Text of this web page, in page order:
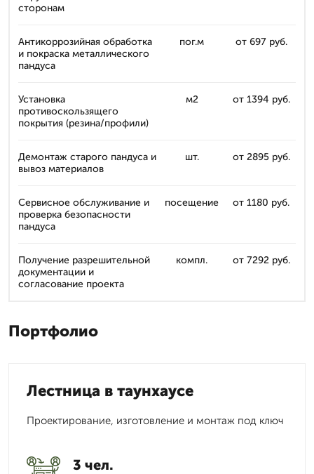
сторонам
Антикоррозийная обработка
и покраска металлического
пандуса
пог.м от 697 руб.
Установка
противоскользящего
покрытия (резина/профили)
м2 от 1394 руб.
Демонтаж старого пандуса и
вывоз материалов
шт. от 2895 руб.
Сервисное обслуживание и
проверка безопасности
пандуса
посещение от 1180 руб.
Получение разрешительной
документации и
согласование проекта
компл. от 7292 руб.
Портфолио
Лестница в таунхаусе
Проектирование, изготовление и монтаж под ключ
3 чел.